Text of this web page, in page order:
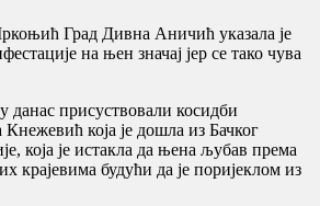
Град Дивна Аничић указала је
на њен значај јер се тако чува
присуствовали косидби
Кнежевић која је дошла из Бачког
која је истакла да њена љубав према
крајевима будући да је поријеклом из